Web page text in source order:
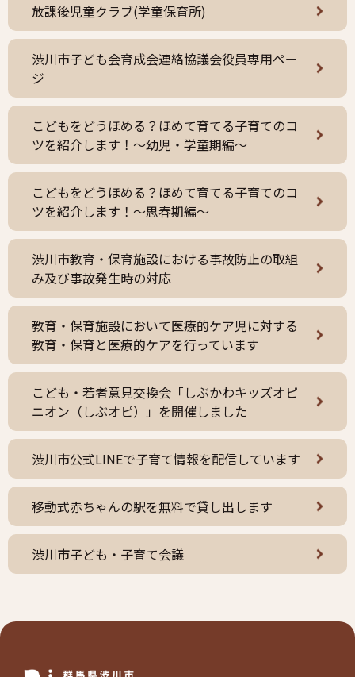
放課後児童クラブ(学童保育所)
渋川市子ども会育成会連絡協議会役員専用ペー
ジ
こどもをどうほめる？ほめて育てる子育てのコ
ツを紹介します！～幼児・学童期編～
こどもをどうほめる？ほめて育てる子育てのコ
ツを紹介します！～思春期編～
渋川市教育・保育施設における事故防止の取組
み及び事故発生時の対応
教育・保育施設において医療的ケア児に対する
教育・保育と医療的ケアを行っています
こども・若者意見交換会「しぶかわキッズオピ
ニオン（しぶオピ）」を開催しました
渋川市公式LINEで子育て情報を配信しています
移動式赤ちゃんの駅を無料で貸し出します
渋川市子ども・子育て会議